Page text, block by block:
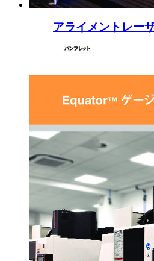
アライメントレー